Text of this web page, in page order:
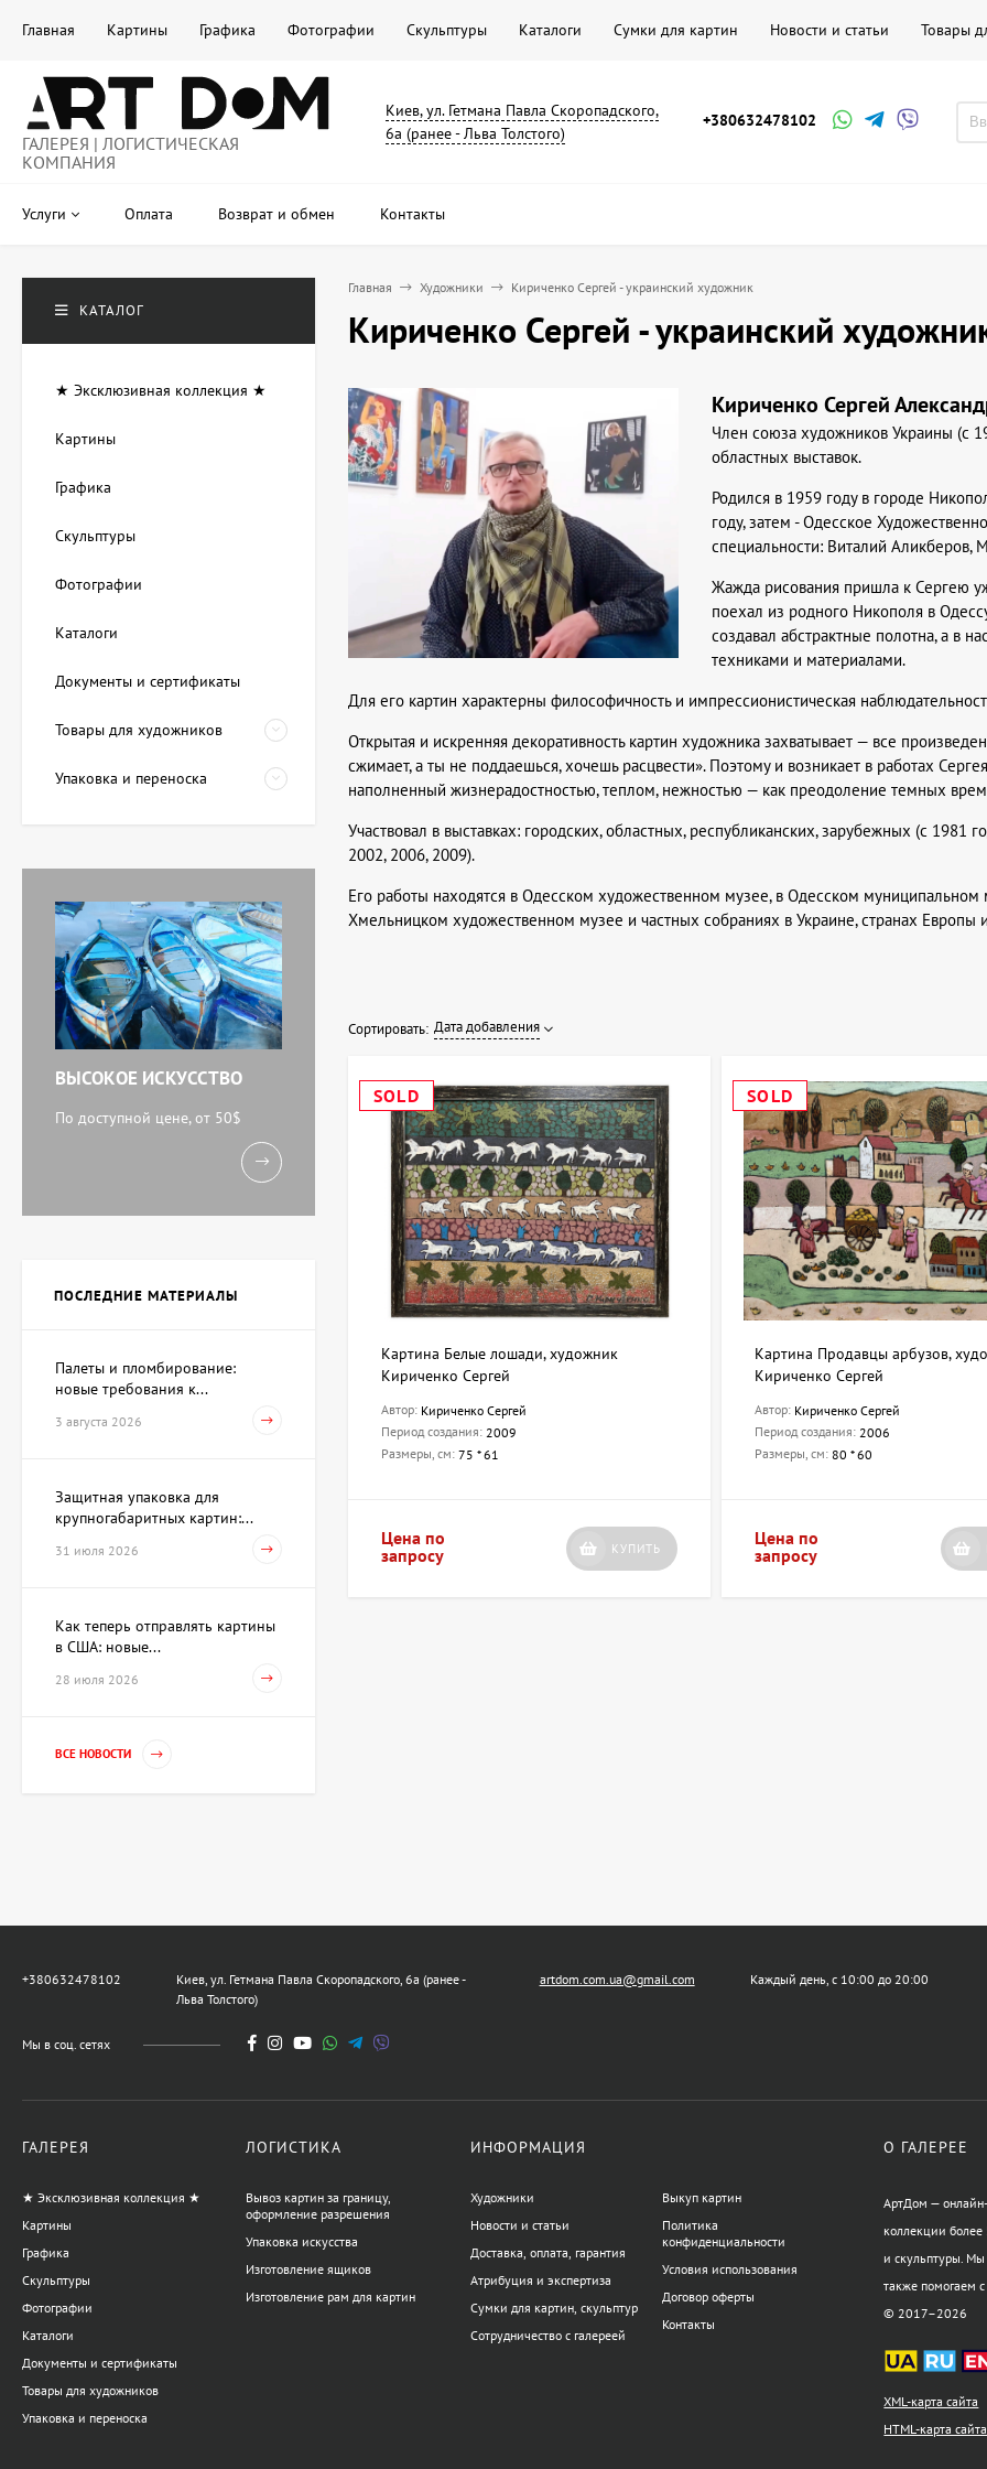
Главная Картины Графика Фотографии Скульптуры Каталоги Сумки для картин Новости и статьи Товары
ГАЛЕРЕЯ | ЛОГИСТИЧЕСКАЯ
КОМПАНИЯ
Киев, ул. Гетмана Павла Скоропадского,
6а (ранее - Льва Толстого)
+380632478102
Услуги Оплата Возврат и обмен Контакты
Главная Художники Кириченко Сергей - украинский художник
Кириченко Сергей - украинский
Кириченко Сергей
Член союза художников Украины (с
областных выставок.
Родился в 1959 году в городе
году, затем - Одесское
специальности: Виталий
Жажда рисования пришла к Сергею
поехал из родного Никополя в
создавал абстрактные полотна, а в
техниками и материалами.
Для его картин характерны философичность и импрессионистическая
Открытая и искренняя декоративность картин художника захватывает — все
сжимает, а ты не поддаешься, хочешь расцвести». Поэтому и возникает в работах
наполненный жизнерадостностью, теплом, нежностью — как преодоление темных
Участвовал в выставках: городских, областных, республиканских, зарубежных (с
2002, 2006, 2009).
Его работы находятся в Одесском художественном музее, в Одесском
Хмельницком художественном музее и частных собраниях в Украине, странах
Сортировать: Дата добавления
SOLD
Картина Белые лошади, художник
Кириченко Сергей
Автор: Кириченко Сергей
Период создания: 2009
Размеры, см: 75 * 61
Цена по
запросу
КУПИТЬ
SOLD
Картина Продавцы арбузов,
Кириченко Сергей
Автор: Кириченко Сергей
Период создания: 2006
Размеры, см:80 * 60
Цена по
запросу
КАТАЛОГ
★ Эксклюзивная коллекция ★
Картины
Графика
Скульптуры
Фотографии
Каталоги
Документы и сертификаты
Товары для художников
Упаковка и переноска
ВЫСОКОЕ ИСКУССТВО
По доступной цене, от 50$
ПОСЛЕДНИЕ МАТЕРИАЛЫ
Палеты и пломбирование:
новые требования к...
3 августа 2026
Защитная упаковка для
крупногабаритных картин:...
31 июля 2026
Как теперь отправлять картины
в США: новые...
28 июля 2026
ВСЕ НОВОСТИ
+380632478102
Киев, ул. Гетмана Павла Скоропадского, 6а (ранее -
Льва Толстого)
artdom.com.ua@gmail.com Каждый день, с 10:00 до 20:00
Мы в соц. сетях
ГАЛЕРЕЯ
★ Эксклюзивная коллекция ★
Картины
Графика
Скульптуры
Фотографии
Каталоги
Документы и сертификаты
Товары для художников
Упаковка и переноска
ЛОГИСТИКА
Вывоз картин за границу,
оформление разрешения
Упаковка искусства
Изготовление ящиков
Изготовление рам для картин
ИНФОРМАЦИЯ
Художники
Новости и статьи
Доставка, оплата, гарантия
Атрибуция и экспертиза
Сумки для картин, скульптур
Сотрудничество с галереей
Выкуп картин
Политика
конфиденциальности
Условия использования
Договор оферты
Контакты
О ГАЛЕРЕЕ
АртДом — онлайн-
коллекции
и скульптуры.
также помогаем
© 2017–2026
XML-карта сайта
HTML-карта сайта